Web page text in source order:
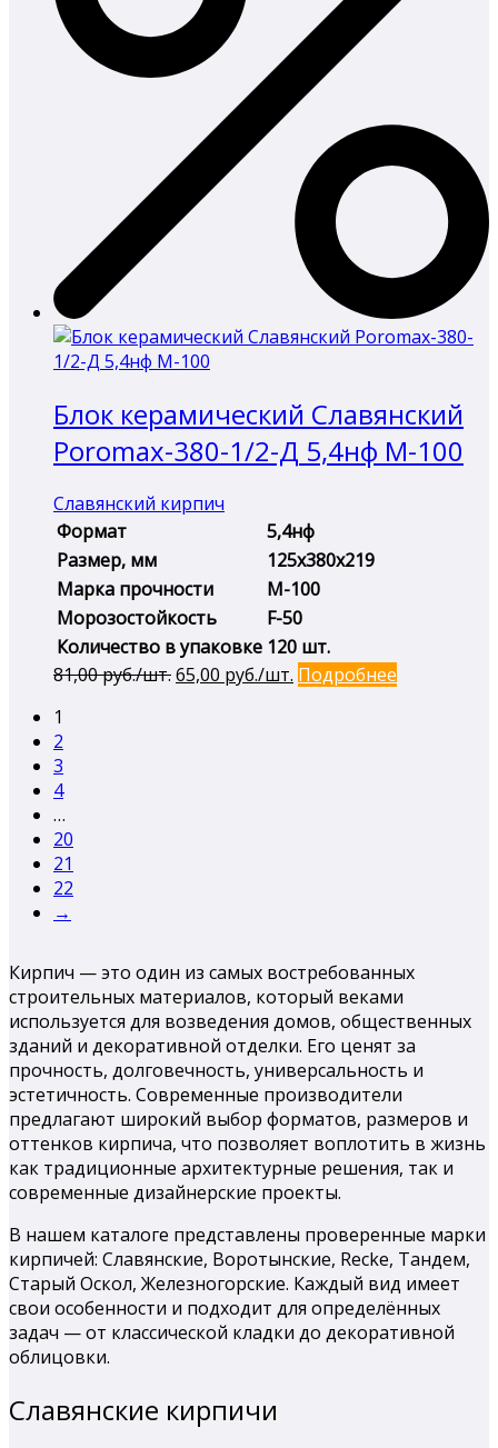
Блок керамический Славянский
Poromax-380-1/2-Д 5,4нф М-100
Славянский кирпич
Формат
5,4нф
Размер, мм
125х380х219
Марка прочности
М-100
Морозостойкость
F-50
Количество в упаковке 120 шт.
81,00руб./шт.Первоначальная
65,00 руб./шт. Текущая
Подробнее
1
2
3
4
…
20
21
22
→
Кирпич — это один из самых востребованных
строительных материалов, который веками
используется для возведения домов, общественных
зданий и декоративной отделки. Его ценят за
прочность, долговечность, универсальность и
эстетичность. Современные производители
предлагают широкий выбор форматов, размеров и
оттенков кирпича, что позволяет воплотить в жизнь
как традиционные архитектурные решения, так и
современные дизайнерские проекты.
В нашем каталоге представлены проверенные марки
кирпичей: Славянские, Воротынские, Recke, Тандем,
Старый Оскол, Железногорские. Каждый вид имеет
свои особенности и подходит для определённых
задач — от классической кладки до декоративной
облицовки.
Славянские кирпичи